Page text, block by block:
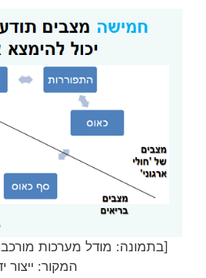
[בתמונה: מודל מערכות
המקור: ייצור